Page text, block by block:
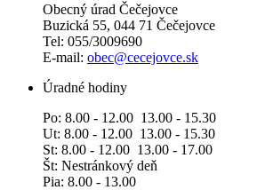
Obecný úrad Čečejovce
Buzická 55, 044 71 Čečejovce
Tel: 055/3009690
E-mail: obec@cecejovce.sk
Úradné hodiny
Po: 8.00 - 12.00 13.00 - 15.30
Ut: 8.00 - 12.00 13.00 - 15.30
St: 8.00 - 12.00 13.00 - 17.00
Št: Nestránkový deň
Pia: 8.00 - 13.00